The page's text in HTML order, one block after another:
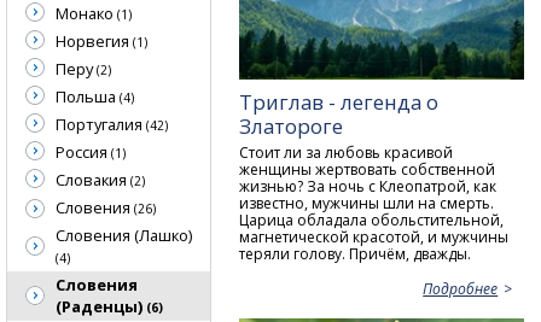
Триглав - легенда о
Златороге
Стоит ли за любовь красивой
женщины жертвовать собственной
жизнью? За ночь с Клеопатрой, как
известно, мужчины шли на смерть.
Царица обладала обольстительной,
магнетической красотой, и мужчины
теряли голову. Причём, дважды.
Подробнее
Монако (1)
Норвегия (1)
Перу(2)
Польша (4)
Португалия (42)
Россия (1)
Словакия (2)
Словения (26)
Словения (Лашко)
(4)
Словения
(Раденцы) (6)